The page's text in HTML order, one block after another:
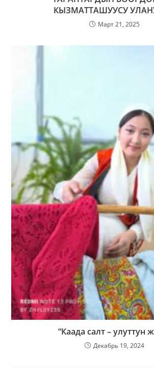
КЫЗМАТТАШУУСУ
Март 21, 2025
“Каада салт – улуттун
Декабрь 19, 2024